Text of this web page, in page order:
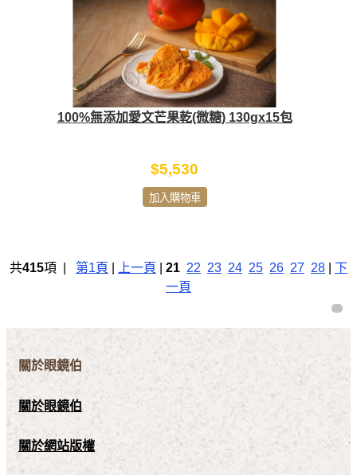
100%無添加愛文芒果乾(微糖) 130gx15包
$5,530
加入購物車
共415項 | 第1頁 上一頁 21 22 23 24 25 26 27 28
下
一頁
關於眼鏡伯
關於眼鏡伯
關於網站版權